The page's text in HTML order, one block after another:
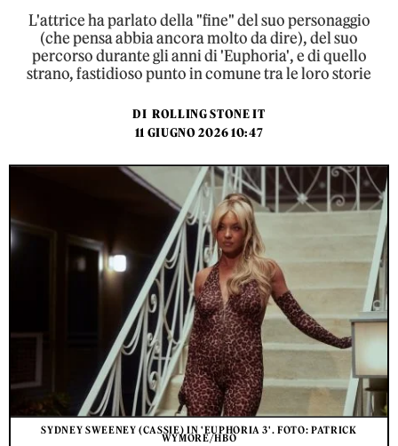
L'attrice ha parlato della "fine" del suo personaggio
(che pensa abbia ancora molto da dire), del suo
percorso durante gli anni di 'Euphoria', e di quello
strano, fastidioso punto in comune tra le loro storie
DI ROLLING STONE IT
11 GIUGNO 2026 10:47
SYDNEY SWEENEY (CASSIE) IN 'EUPHORIA 3'. FOTO: PATRICK
WYMORE/HBO